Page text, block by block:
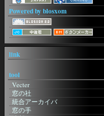
Powered by blosxom
link
tool
Vecter
窓の社
統合アーカイバ
窓の手